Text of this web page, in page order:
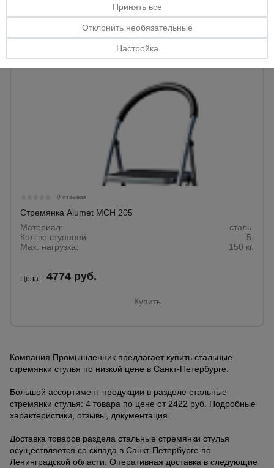
0 отзывов
Стремянка Alumet MCH 205
Материал:
сталь.
Кол-во ступеней:
5.
Max. нагрузка:
150 кг.
Цена: 4774 руб.
Купить
Компания Промышленник предлагает купить стальные
стремянки стулья по низкой цене в Санкт-Петербурге.
Большой ассортимент продукции в разделе стальные
стремянки стулья: 4 товара по цене от 2422 руб. Подробные
характеристики, отзывы, документация.
Доставка товаров раздела стальные стремянки стулья
осуществляется со склада в Санкт-Петербурге по
Ленинградской области. Оперативная доставка в следующие
Принять все
Отклонить необязательные
Настройка